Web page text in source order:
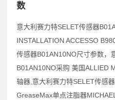
数
意大利赛力特SELET传感器
INSTALLATION ACCESSO
传感器B01AN10NO尺寸参数，
B01AN10NO采购 美国ALLIED
轴器,意大利赛力特SELET传感
GreaseMax单点注脂器